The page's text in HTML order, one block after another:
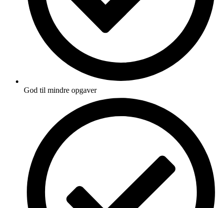
God til mindre opgaver